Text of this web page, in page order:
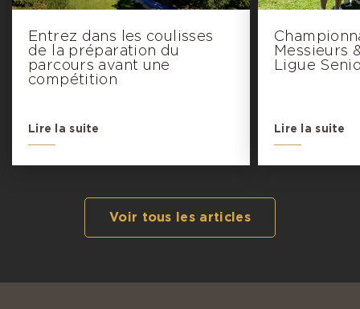
Entrez dans les coulisses
de la préparation du
parcours avant une
compétition
Lire la suite
Messieurs
Ligue
Lire la suite
Voir tous les articles